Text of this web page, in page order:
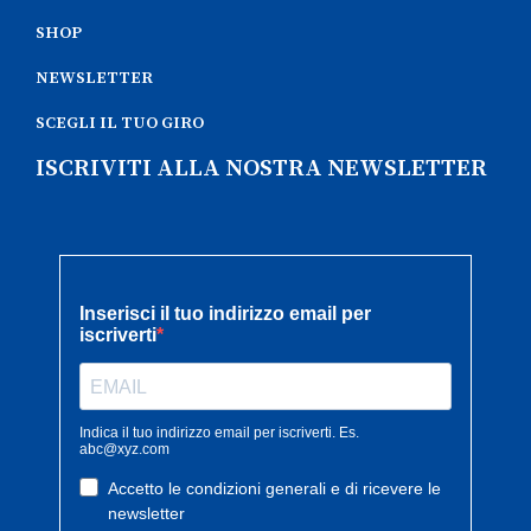
SHOP
NEWSLETTER
SCEGLI IL TUO GIRO
ISCRIVITI ALLA NOSTRA NEWSLETTER